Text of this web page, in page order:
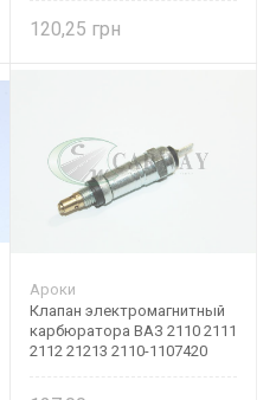
120,25
Ароки
Клапан электромагнитный
карбюратора ВАЗ 2110 2111
2112 21213 2110-1107420